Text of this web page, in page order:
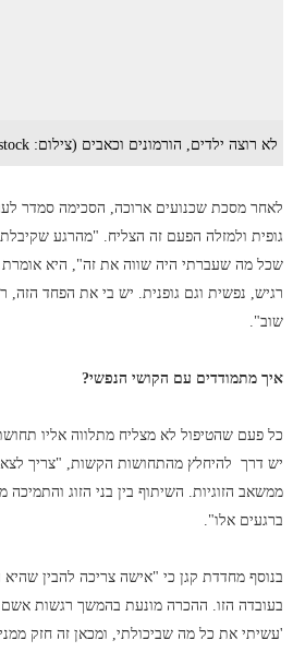
לא רוצה ילדים, הורמונים וכאבים (צילום: shutterstock)
לאחר מסכת שכנועים ארוכה, הסכימה סמדר
גופית ולמזלה הפעם זה הצליח. "מהרגע
שכל מה שעברתי היה שווה את זה", היא אומרת
רגיש, נפשית וגם גופנית. יש בי את הפחד
שוב".
איך מתמודדים עם הקושי הנפשי?
כל פעם שהטיפול לא מצליח מתלווה אליו
יש דרך להיחלץ מהתחושות הקשות, "צריך
ממשאב הזוגיות. השיתוף בין בני הזוג
ברגעים אלו".
בנוסף מחדדת קגן כי "אישה צריכה להבין
בעובדה הזו. ההכרה מונעת בהמשך רגשות אשם
'עשיתי את כל מה שביכולתי, ומכאן זה חזק